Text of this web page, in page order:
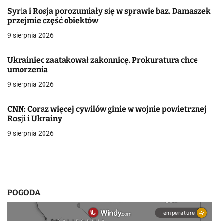
a
c
j
p
i
Syria i Rosja porozumiały się w sprawie baz. Damaszek
przejmie część obiektów
9 sierpnia 2026
Ukrainiec zaatakował zakonnicę. Prokuratura chce
umorzenia
9 sierpnia 2026
CNN: Coraz więcej cywilów ginie w wojnie powietrznej
Rosji i Ukrainy
9 sierpnia 2026
POGODA